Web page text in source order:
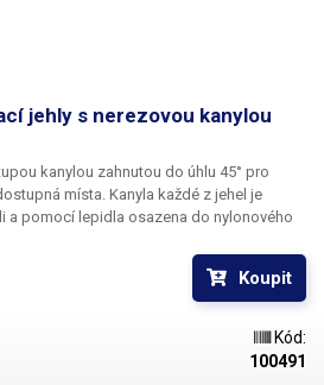
jehly s nerezovou kanylou
kanylou zahnutou do úhlu 45° pro
místa. Kanyla každé z jehel je
a pomocí lepidla osazena do nylonového
se závitem ke spolehlivému a rychlému
stříkačce nebo ručnímu dávkovači.
Koupit
Kód:
100491